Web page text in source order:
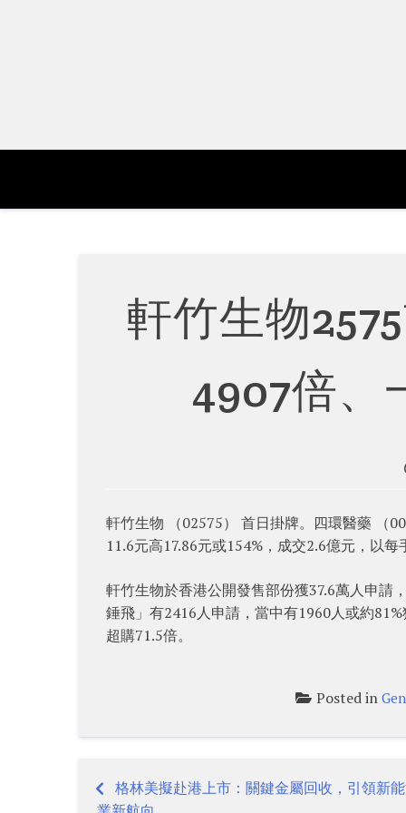
軒竹生物
4907倍、
軒竹生物 （02575） 首日掛牌。四環醫藥 （
11.6元高17.86元或154%，成交2.6億元，以每
軒竹生物於香港公開發售部份獲37.6萬人申請
錘飛」有2416人申請，當中有1960人或約
超購71.5倍。
Posted in
Post
格林美擬赴港上市：關鍵金屬回收，引領新